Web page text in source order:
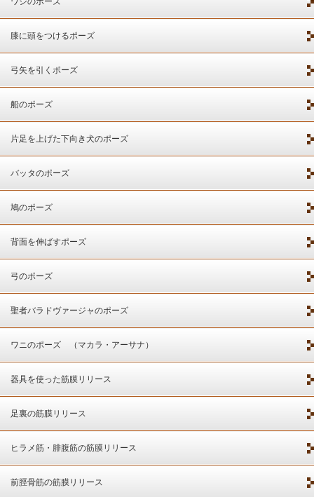
膝に頭をつけるポーズ
弓矢を引くポーズ
船のポーズ
片足を上げた下向き犬のポーズ
バッタのポーズ
鳩のポーズ
背面を伸ばすポーズ
弓のポーズ
聖者バラドヴァージャのポーズ
ワニのポーズ （マカラ・アーサナ）
器具を使った筋膜リリース
足裏の筋膜リリース
ヒラメ筋・腓腹筋の筋膜リリース
前脛骨筋の筋膜リリース